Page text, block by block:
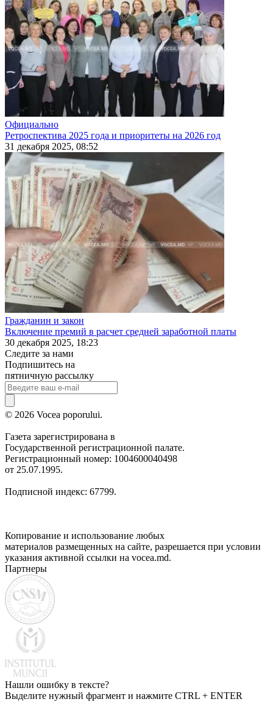
Официально
Ретроспектива 2025 года и приоритеты на 2026 год
31 декабря 2025, 08:52
Гражданин и закон
Включение премий в расчет средней заработной платы
30 декабря 2025, 18:23
Следите за нами
Подпишитесь на
пятничную рассылку
© 2026 Vocea poporului.
Газета зарегистрирована в
Государственной регистрационной палате.
Регистрационный номер: 1004600040498
от 25.07.1995.
Подписной индекс: 67799.
Копирование и использование любых
материалов размещенных на сайте, разрешается при условии
указания активной ссылки на vocea.md.
Партнеры
Нашли ошибку в тексте?
Выделите нужный фрагмент и нажмите CTRL + ENTER